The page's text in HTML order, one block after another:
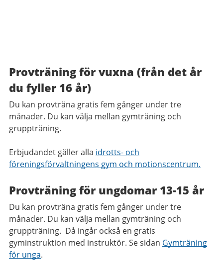
Provträning för vuxna (från det år
du fyller 16 år)
Du kan provträna gratis fem gånger under tre
månader. Du kan välja mellan gymträning och
gruppträning.
Erbjudandet gäller alla idrotts- och
föreningsförvaltningens gym och motionscentrum.
Provträning för ungdomar 13-15 år
Du kan provträna gratis fem gånger under tre
månader. Du kan välja mellan gymträning och
gruppträning. Då ingår också en gratis
gyminstruktion med instruktör. Se sidan Gymträning
för unga.